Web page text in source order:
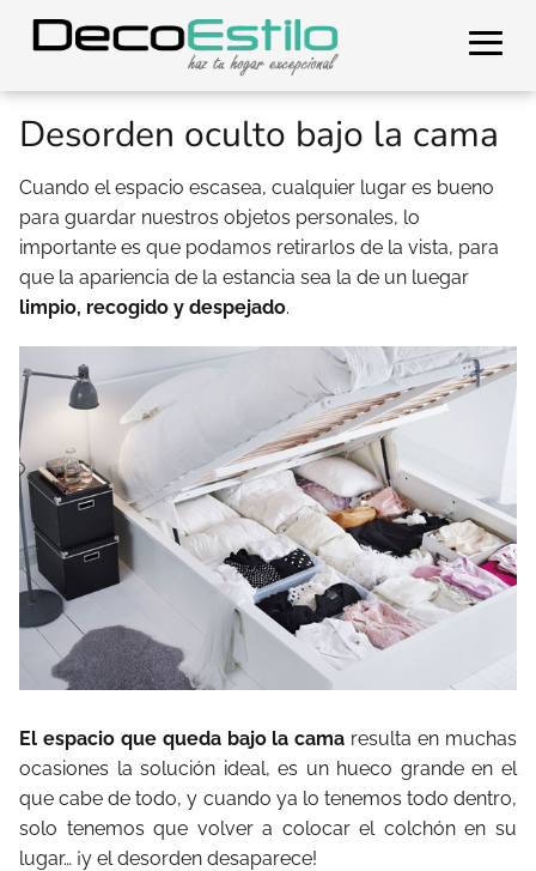
Desorden oculto bajo la cama
Cuando el espacio escasea, cualquier lugar es bueno
para guardar nuestros objetos personales, lo
importante es que podamos retirarlos de la vista, para
que la apariencia de la estancia sea la de un luegar
limpio, recogido y despejado.
El espacio que queda bajo la cama resulta en muchas
ocasiones la solución ideal, es un hueco grande en el
que cabe de todo, y cuando ya lo tenemos todo dentro,
solo tenemos que volver a colocar el colchón en su
lugar… ¡y el desorden desaparece!